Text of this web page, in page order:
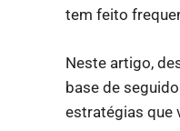
tem feito
Neste artigo,
base de
estratégias que